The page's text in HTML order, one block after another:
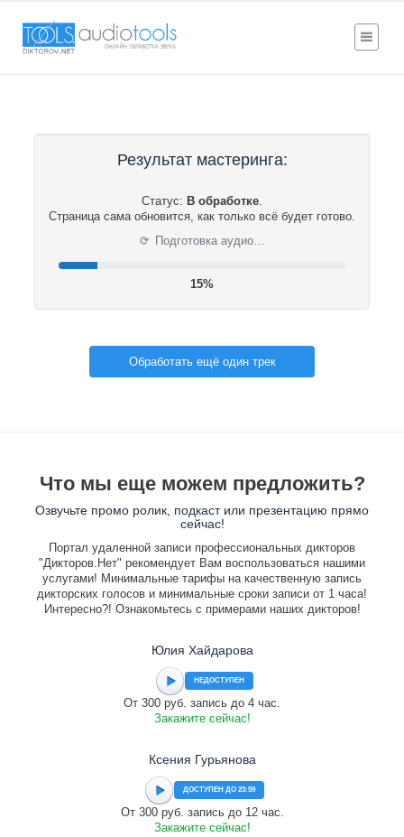
Результат мастеринга:
Статус: В обработке.
Страница сама обновится, как только всё будет готово.
⟳ Подготовка аудио…
16%
Обработать ещё один трек
Что мы еще можем предложить?
Озвучьте промо ролик, подкаст или презентацию прямо
сейчас!
Портал удаленной записи профессиональных дикторов
"Дикторов.Нет" рекомендует Вам воспользоваться нашими
услугами! Минимальные тарифы на качественную запись
дикторских голосов и минимальные сроки записи от 1 часа!
Интересно?! Ознакомьтесь с примерами наших дикторов!
Юлия Хайдарова
НЕДОСТУПЕН
От 300 руб. запись до 4 час.
Закажите сейчас!
Ксения Гурьянова
ДОСТУПЕН ДО 23:59
От 300 руб. запись до 12 час.
Закажите сейчас!